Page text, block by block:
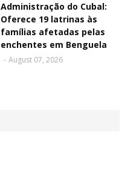
Administração do Cubal:
Oferece 19 latrinas às
famílias afetadas pelas
enchentes em Benguela
- August 07, 2026